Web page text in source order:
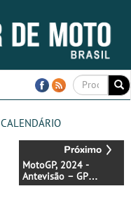
MotoGP, 2024 -
Antevisão – GP
Alemanha -